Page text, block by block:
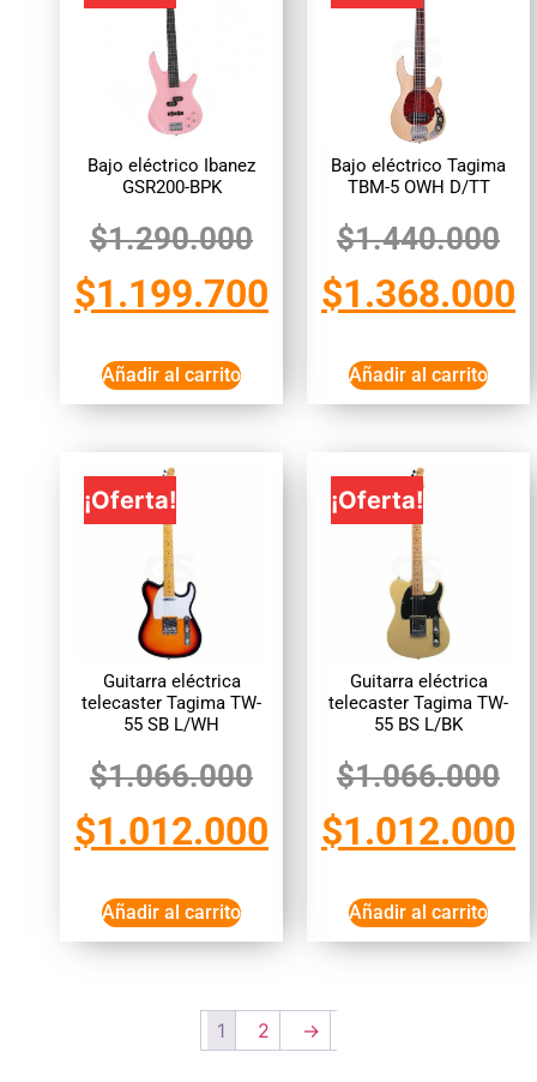
Bajo eléctrico Ibanez
GSR200-BPK
$1.290.000
$1.199.700
Añadir al carrito
Bajo eléctrico Tagima
TBM-5 OWH D/TT
$1.440.000
$1.368.000
Añadir al carrito
¡Oferta!
Guitarra eléctrica
telecaster Tagima TW-
55 SB L/WH
$1.066.000
$1.012.000
Añadir al carrito
¡Oferta!
Guitarra eléctrica
telecaster Tagima TW-
55 BS L/BK
$1.066.000
$1.012.000
Añadir al carrito
1 2 →